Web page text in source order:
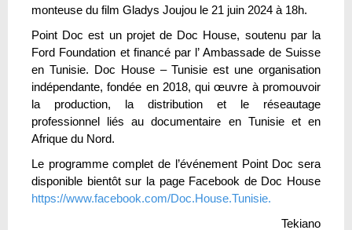
monteuse du film Gladys Joujou le 21 juin 2024 à 18h.
Point Doc est un projet de Doc House, soutenu par la
Ford Foundation et financé par l’ Ambassade de Suisse
en Tunisie. Doc House – Tunisie est une organisation
indépendante, fondée en 2018, qui œuvre à promouvoir
la production, la distribution et le réseautage
professionnel liés au documentaire en Tunisie et en
Afrique du Nord.
Le programme complet de l’événement Point Doc sera
disponible bientôt sur la page Facebook de Doc House
https://www.facebook.com/Doc.House.Tunisie.
Tekiano